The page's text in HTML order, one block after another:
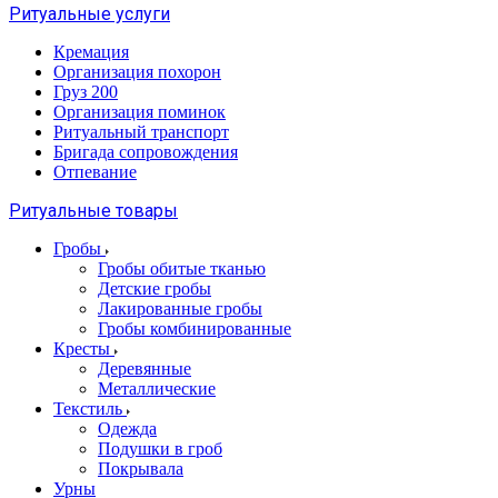
Ритуальные услуги
Кремация
Организация похорон
Груз 200
Организация поминок
Ритуальный транспорт
Бригада сопровождения
Отпевание
Ритуальные товары
Гробы
Гробы обитые тканью
Детские гробы
Лакированные гробы
Гробы комбинированные
Кресты
Деревянные
Металлические
Текстиль
Одежда
Подушки в гроб
Покрывала
Урны